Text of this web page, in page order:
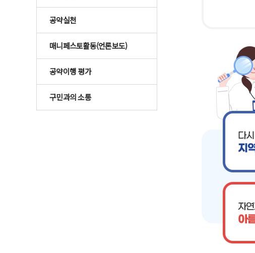
공약실천
매니페스토활동(언론보도)
공약이행 평가
구민과의 소통